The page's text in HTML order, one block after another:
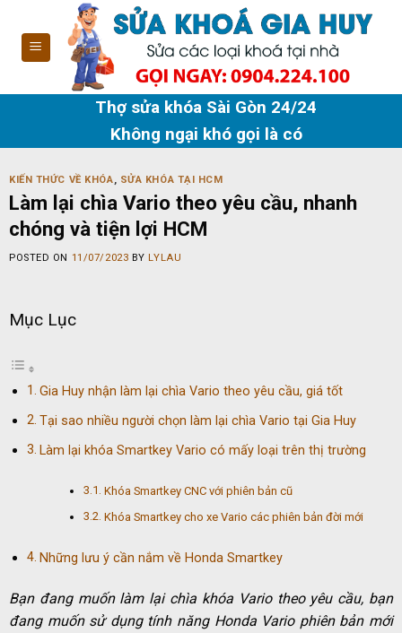
content
Thợ sửa khóa Sài Gòn 24/24
Không ngại khó gọi là có
KIẾN THỨC VỀ KHÓA, SỬA KHÓA TẠI HCM
Làm lại chìa Vario theo yêu cầu, nhanh
chóng và tiện lợi HCM
POSTED ON 11/07/2023 BY LYLAU
Mục Lục
Gia Huy nhận làm lại chìa Vario theo yêu cầu, giá tốt
Tại sao nhiều người chọn làm lại chìa Vario tại Gia Huy
Làm lại khóa Smartkey Vario có mấy loại trên thị trường
Khóa Smartkey CNC với phiên bản cũ
Khóa Smartkey cho xe Vario các phiên bản đời mới
Những lưu ý cần nắm về Honda Smartkey
Bạn đang muốn làm lại chìa khóa Vario theo yêu cầu, bạn
đang muốn sử dụng tính năng Honda Vario phiên bản mới